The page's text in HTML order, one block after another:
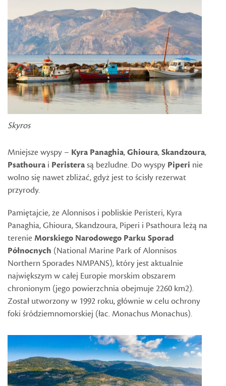
Skyros
Mniejsze wyspy – Kyra Panaghia,Ghioura,Skandzoura,
Psathoura i Peristerasą bezludne. Do wyspy Piperi nie
wolno się nawet zbliżać, gdyż jest to ścisły rezerwat
przyrody.
Pamiętajcie, że Alonnisos i pobliskie Peristeri, Kyra
Panaghia, Ghioura, Skandzoura, Piperi i Psathoura leżą na
terenieMorskiego Narodowego Parku Sporad
Północnych (National Marine Park of Alonnisos
Northern Sporades NMPANS), który jest aktualnie
największym w całej Europie morskim obszarem
chronionym (jego powierzchnia obejmuje 2260 km2).
Został utworzony w 1992 roku, głównie w celu ochrony
foki śródziemnomorskiej (łac. Monachus Monachus).